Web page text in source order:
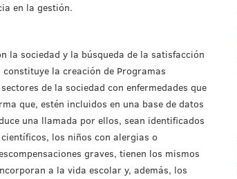
en la gestión.
la sociedad y la búsqueda de la satisfacción
la creación de Programas
de la sociedad con enfermedades que
que, estén incluidos en una base de datos
una llamada por ellos, sean identificados
los niños con alergias o
graves, tienen los mismos
a la vida escolar y, además, los